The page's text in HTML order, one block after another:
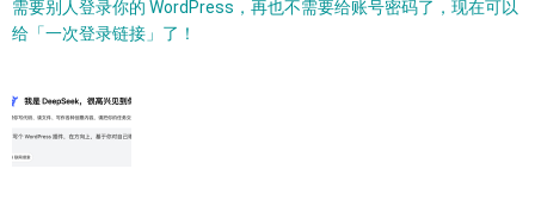
需要别人登录你的 WordPress，再也不需要给账号密码了，现在可以
给「一次登录链接」了！